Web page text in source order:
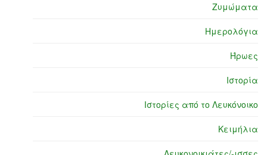
Ζυμώματα
Ημερολόγια
Ήρωες
Ιστορία
Ιστορίες από το Λευκόνοικο
Κειμήλια